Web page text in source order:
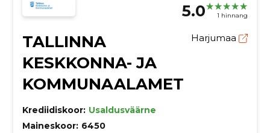
5.0 1 hinnang
TALLINNA
KESKKONNA- JA
KOMMUNAALAMET
Harjumaa
Krediidiskoor: Usaldusväärne
Maineskoor: 6450